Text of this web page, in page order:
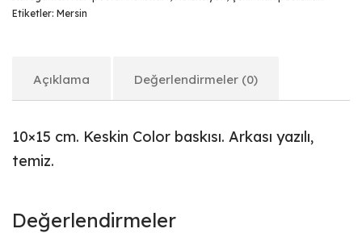
Etiketler: Mersin
Açıklama Değerlendirmeler (0)
10×15 cm. Keskin Color baskısı. Arkası yazılı,
temiz.
Değerlendirmeler